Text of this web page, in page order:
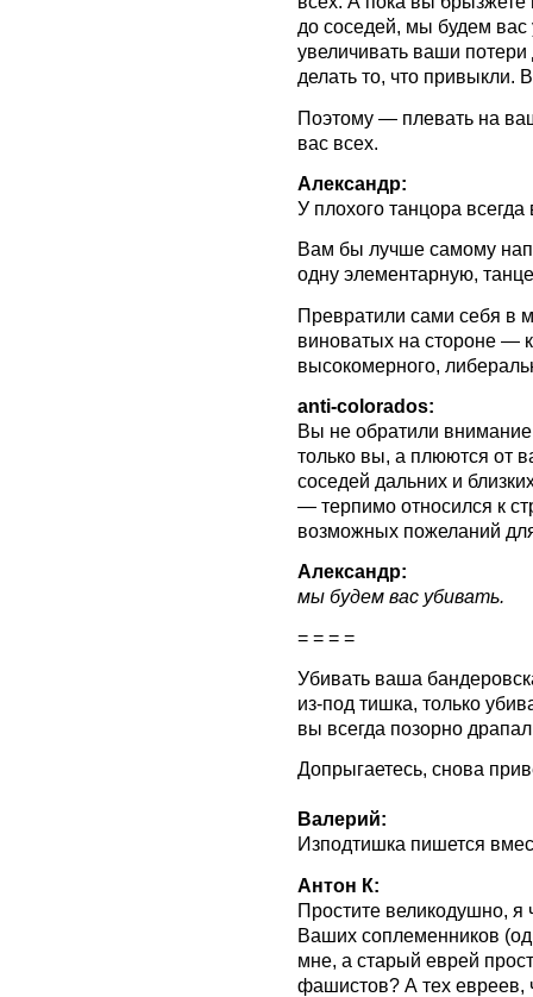
до соседей, мы будем
увеличивать ваши
делать то, что привыкли.
Поэтому — плевать на
вас всех.
Александр:
У плохого танцора
Вам бы лучше самому
одну элементарную,
Превратили сами себя в
виноватых на стороне —
высокомерного,
anti-colorados:
Вы не обратили внимание
только вы, а плюются от
соседей дальних и
— терпимо относился к
возможных пожеланий
Александр:
мы будем вас убивать.
= = = =
Убивать ваша
из-под тишка, только
вы всегда позорно
Допрыгаетесь, снова
Валерий:
Изподтишка пишется
Антон К:
Простите великодушно, я
Ваших соплеменников
мне, а старый еврей
фашистов? А тех евреев,